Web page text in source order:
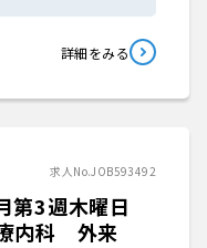
詳細をみる
求人No.JOB593492
第3週木曜日
内科 外来